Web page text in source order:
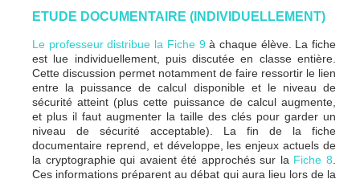
ETUDE DOCUMENTAIRE (INDIVIDUELLEMENT)
Le professeur distribue la Fiche 9 à chaque élève. La fiche
est lue individuellement, puis discutée en classe entière.
Cette discussion permet notamment de faire ressortir le lien
entre la puissance de calcul disponible et le niveau de
sécurité atteint (plus cette puissance de calcul augmente,
et plus il faut augmenter la taille des clés pour garder un
niveau de sécurité acceptable). La fin de la fiche
documentaire reprend, et développe, les enjeux actuels de
la cryptographie qui avaient été approchés sur la Fiche 8.
Ces informations préparent au débat qui aura lieu lors de la